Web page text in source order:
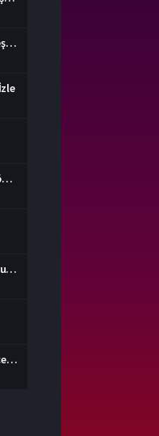
Yüzüklerin Efendisi: Yüzük Kardeşliği Türkçe Dublaj İzle
Yıldız Savaşları İmparator’un Dönüşü Türkçe Dublaj İzle
The Green Mile Full İzle Türkçe Dublaj
Yedi Samuray: Kanlı Pirinç Türkçe Dublaj İzle